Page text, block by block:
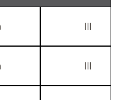
III
III